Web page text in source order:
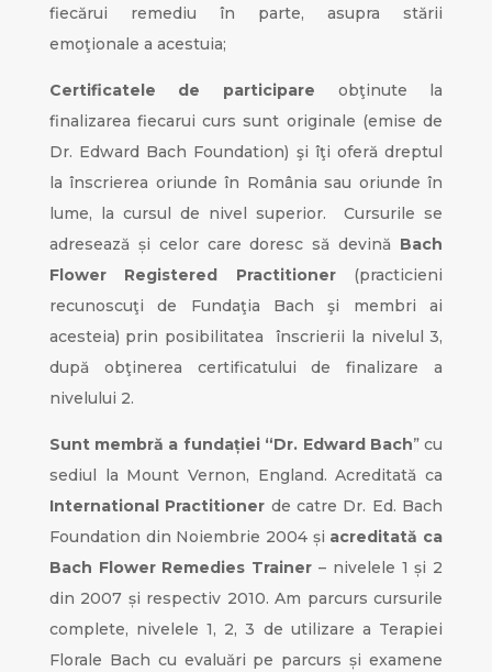
fiecărui remediu în parte, asupra stării
emoţionale a acestuia;
Certificatele de participare obţinute la
finalizarea fiecarui curs sunt originale (emise de
Dr. Edward Bach Foundation) şi îţi oferă dreptul
la înscrierea oriunde în România sau oriunde în
lume, la cursul de nivel superior. Cursurile se
adresează și celor care doresc să devină Bach
Flower Registered Practitioner(practicieni
recunoscuţi de Fundaţia Bach şi membri ai
acesteia) prin posibilitatea înscrierii la nivelul 3,
după obţinerea certificatului de finalizare a
nivelului 2.
Sunt membră a fundației “Dr. Edward Bach” cu
sediul la Mount Vernon, England. Acreditată ca
International Practitioner de catre Dr. Ed. Bach
Foundation din Noiembrie 2004 și acreditată ca
Bach Flower Remedies Trainer – nivelele 1 și 2
din 2007 și respectiv 2010. Am parcurs cursurile
complete, nivelele 1, 2, 3 de utilizare a Terapiei
Florale Bach cu evaluări pe parcurs și examene